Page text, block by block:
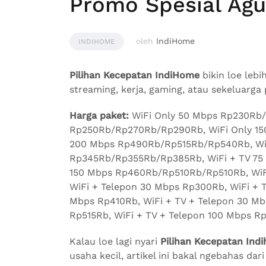
INDIHOME oleh IndiHome
Pilihan Kecepatan IndiHome bikin loe
streaming, kerja, gaming, atau
Harga paket: WiFi Only 50 Mbps
Rp250Rb/Rp270Rb/Rp290Rb, WiFi Only
200 Mbps Rp490Rb/Rp515Rb/Rp540Rb,
Rp345Rb/Rp355Rb/Rp385Rb, WiFi + TV
150 Mbps Rp460Rb/Rp510Rb/Rp510Rb,
WiFi + Telepon 30 Mbps Rp300Rb, WiFi +
Mbps Rp410Rb, WiFi + TV + Telepon 30
Rp515Rb, WiFi + TV + Telepon 100 Mbps
Kalau loe lagi nyari Pilihan Kecepatan
usaha kecil, artikel ini bakal ngebahas